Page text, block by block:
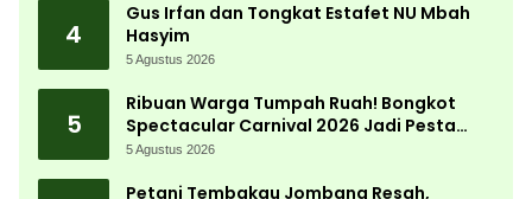
4
Gus Irfan dan Tongkat Estafet NU Mbah
Hasyim
5 Agustus 2026
5
Ribuan Warga Tumpah Ruah! Bongkot
Spectacular Carnival 2026 Jadi Pesta
Kemerdekaan Terbesar di Peterongan
5 Agustus 2026
Petani Tembakau Jombang Resah,